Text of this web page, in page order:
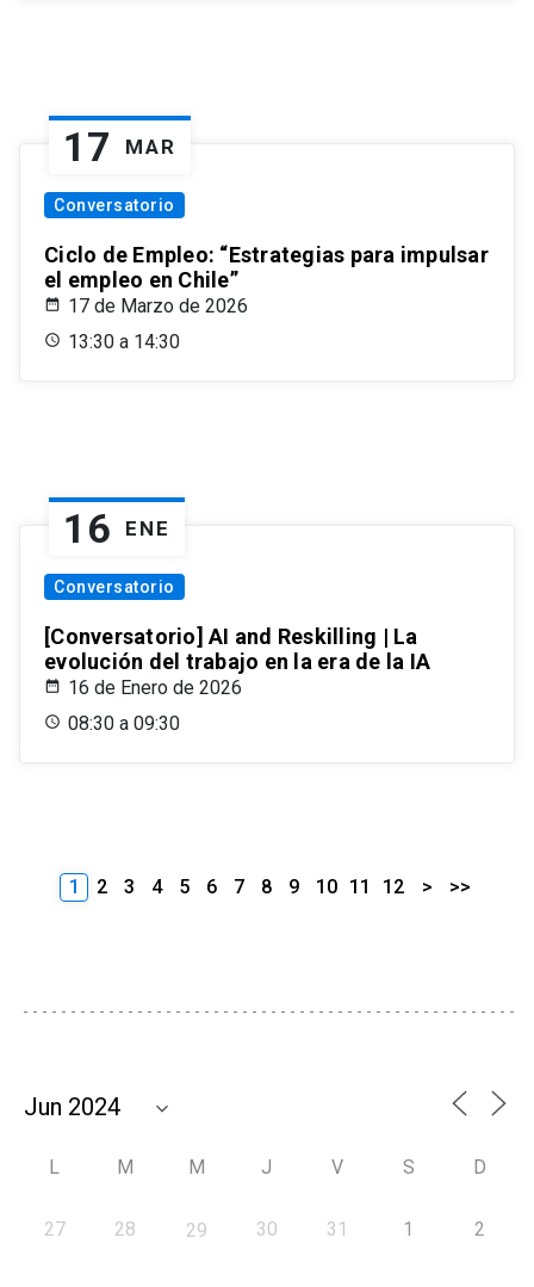
17 MAR
Conversatorio
Ciclo de Empleo: “Estrategias para impulsar
el empleo en Chile”
17 de Marzo de 2026
13:30 a 14:30
16 ENE
Conversatorio
[Conversatorio] AI and Reskilling | La
evolución del trabajo en la era de la IA
16 de Enero de 2026
08:30 a 09:30
1 2 3 4 5 6 7 8 9 10 11 12 > >>
L M M J V S D
27 28 29 30 31 1 2